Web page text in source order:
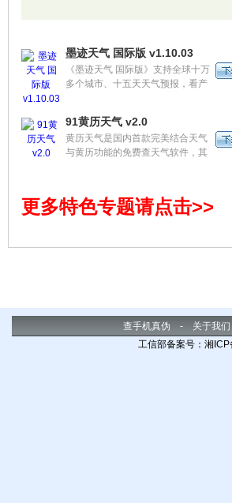
墨迹天气 国际版 v1.10.03
《墨迹天气 国际版》支持全球十万
多个城市、十五天天气预报，看产
力、适度、气压值等全面的天气信
息查询。
91黄历天气 v2.0
黄历天气是国内首款完美结合天气
与黄历功能的免费查天气软件，其
贴心提醒。软件自发布以来，已经
成为超过千万用户的选择，是众多
更多特色专题请点击>>
查手机真伪 - 关于我们
工信部备案号：湘